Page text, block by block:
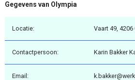
Gegevens van Olympia
Locatie: Vaart 49, 4206
Contactpersoon: Karin Bakker
Email: